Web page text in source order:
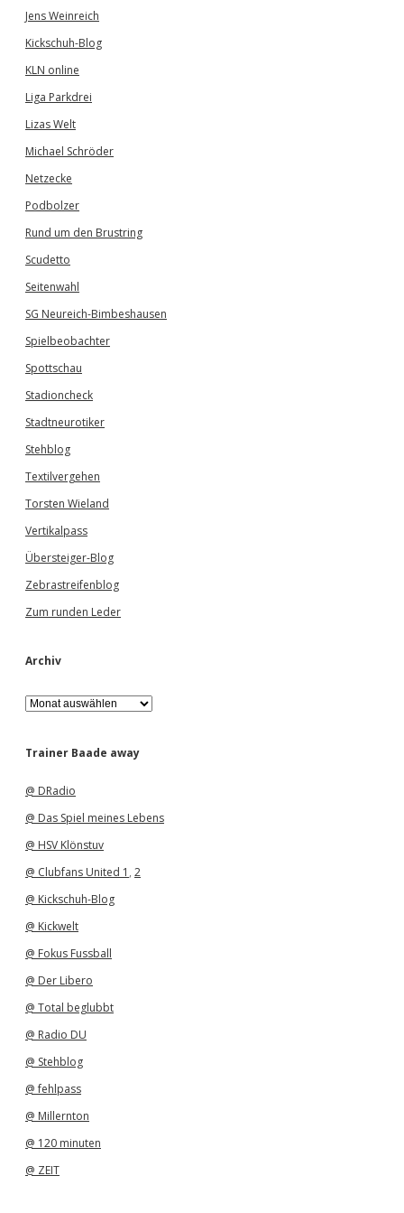
Jens Weinreich
Kickschuh-Blog
KLN online
Liga Parkdrei
Lizas Welt
Michael Schröder
Netzecke
Podbolzer
Rund um den Brustring
Scudetto
Seitenwahl
SG Neureich-Bimbeshausen
Spielbeobachter
Spottschau
Stadioncheck
Stadtneurotiker
Stehblog
Textilvergehen
Torsten Wieland
Vertikalpass
Übersteiger-Blog
Zebrastreifenblog
Zum runden Leder
Archiv
A
r
h
Trainer Baade away
@ DRadio
@ Das Spiel meines Lebens
@ HSV Klönstuv
@ Clubfans United 1 , 2
@ Kickschuh-Blog
@ Kickwelt
@ Fokus Fussball
@ Der Libero
@ Total beglubbt
@ Radio DU
@ Stehblog
@ fehlpass
@ Millernton
@ 120 minuten
@ ZEIT